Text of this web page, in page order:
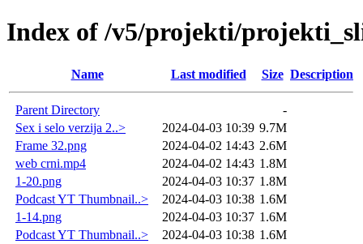
Index of /v5/projekti/
Name Last modified Size Description
Parent Directory
-
Sex i selo verzija 2..>
2024-04-03 10:39 9.7M
Frame 32.png
2024-04-02 14:43 2.6M
web crni.mp4
2024-04-02 14:43 1.8M
1-20.png
2024-04-03 10:37 1.8M
Podcast YT Thumbnail..>
2024-04-03 10:38 1.6M
1-14.png
2024-04-03 10:37 1.6M
Podcast YT Thumbnail..>
2024-04-03 10:38 1.6M